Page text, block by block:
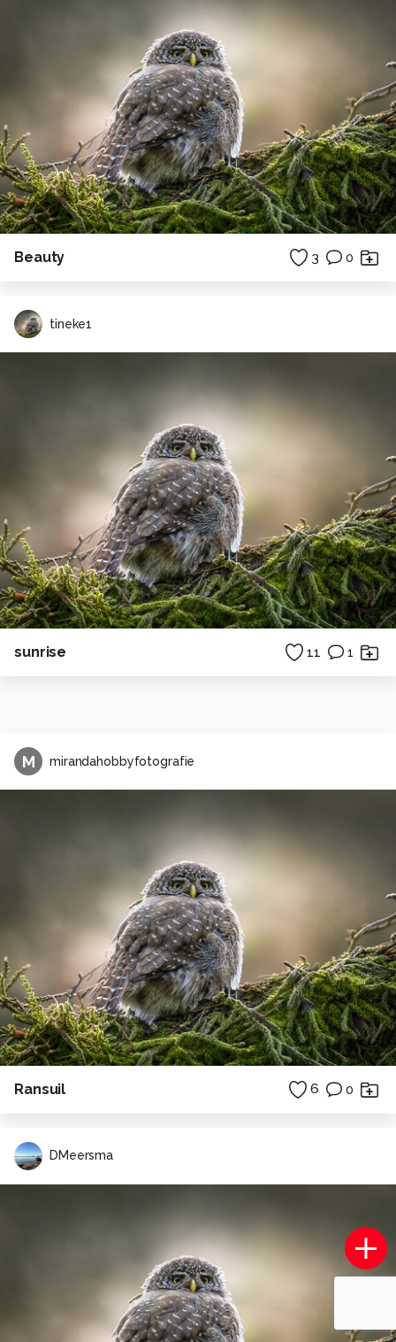
Beauty 3 0
tineke1
sunrise 11 1
M mirandahobbyfotografie
Ransuil 6 0
DMeersma